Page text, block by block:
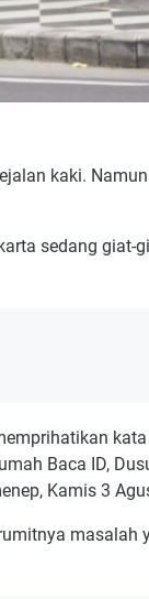
kaki.
sedang giat-
Baca ID,
Kamis 3
masalah